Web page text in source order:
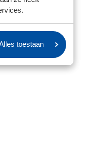
toestaan